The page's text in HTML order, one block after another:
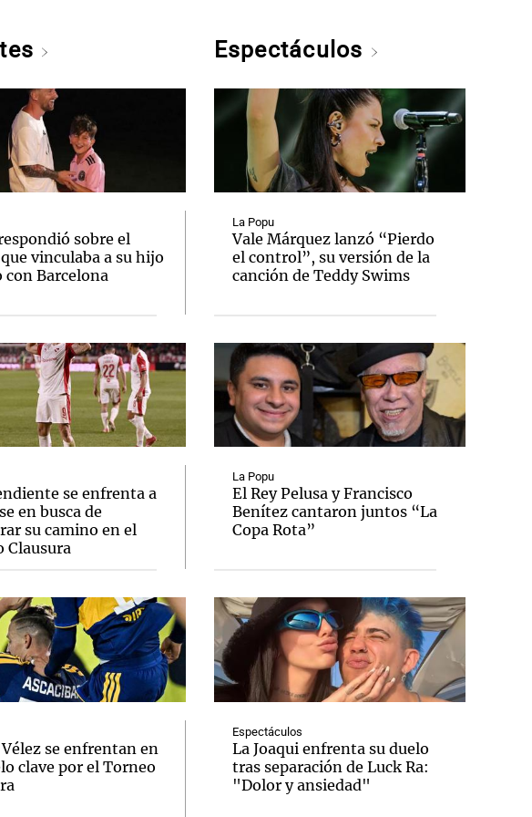
sobre el
vinculaba a su hijo
con Barcelona
se enfrenta a
en busca de
su camino en el
Clausura
Vélez se enfrentan en
clave por el Torneo
Espectáculos
La Popu
Vale Márquez lanzó “Pierdo
el control”, su versión de la
canción de Teddy Swims
La Popu
El Rey Pelusa y Francisco
Benítez cantaron juntos “La
Copa Rota”
Espectáculos
La Joaqui enfrenta su duelo
tras separación de Luck Ra:
"Dolor y ansiedad"
Notas
Cadena 3 en Groenlandia
Notas